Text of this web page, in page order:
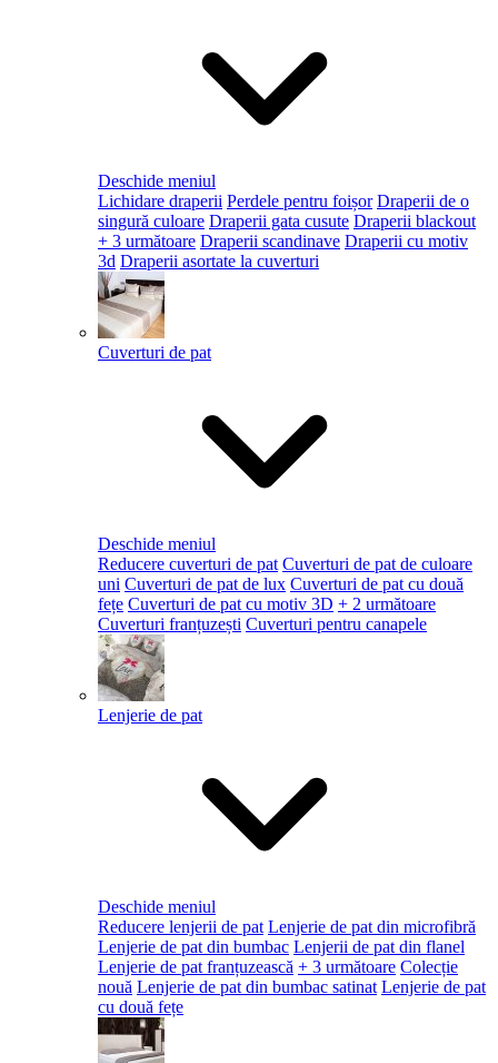
Deschide meniul
Lichidare draperii Perdele pentru foișor Draperii de o
singură culoare Draperii gata cusute Draperii blackout
+ 3 următoare Draperii scandinave Draperii cu motiv
3d Draperii asortate la cuverturi
Cuverturi de pat
Deschide meniul
Reducere cuverturi de pat Cuverturi de pat de culoare
uni Cuverturi de pat de lux Cuverturi de pat cu două
fețe Cuverturi de pat cu motiv 3D + 2 următoare
Cuverturi franțuzești Cuverturi pentru canapele
Lenjerie de pat
Deschide meniul
Reducere lenjerii de pat Lenjerie de pat din microfibră
Lenjerie de pat din bumbac Lenjerii de pat din flanel
Lenjerie de pat franțuzească + 3 următoare Colecție
nouă Lenjerie de pat din bumbac satinat Lenjerie de pat
cu două fețe